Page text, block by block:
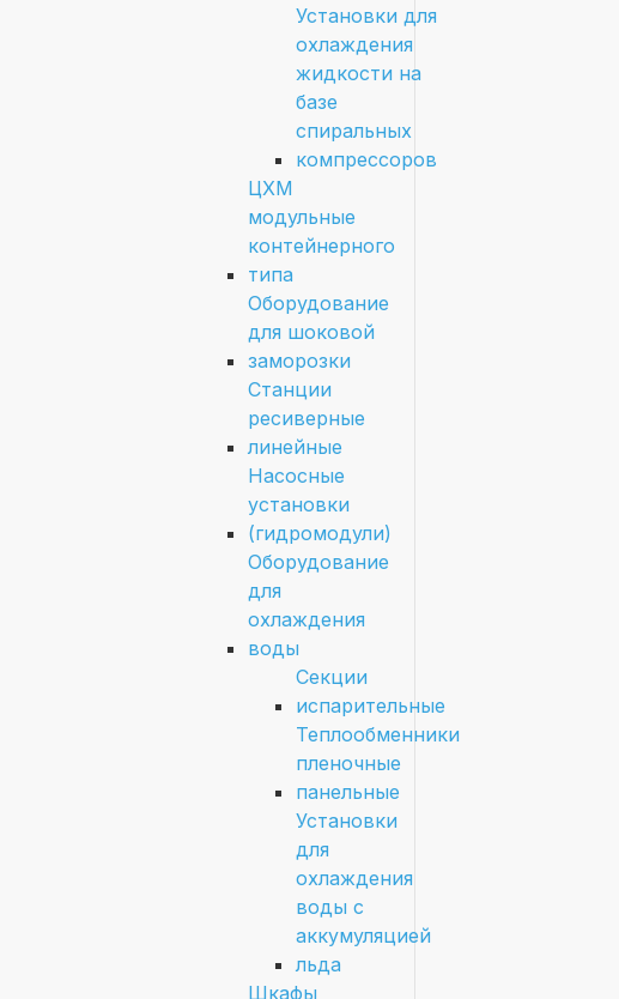
Установки для
охлаждения
жидкости на
базе
спиральных
компрессоров
ЦХМ
модульные
контейнерного
типа
Оборудование
для шоковой
заморозки
Станции
ресиверные
линейные
Насосные
установки
(гидромодули)
Оборудование
для
охлаждения
воды
Секции
испарительные
Теплообменники
пленочные
панельные
Установки
для
охлаждения
воды с
аккумуляцией
льда
Шкафы